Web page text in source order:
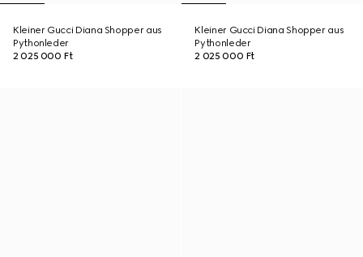
Kleiner Gucci Diana Shopper aus
Pythonleder
2 025 000 Ft
Kleiner Gucci Diana Shopper aus
Pythonleder
2 025 000 Ft